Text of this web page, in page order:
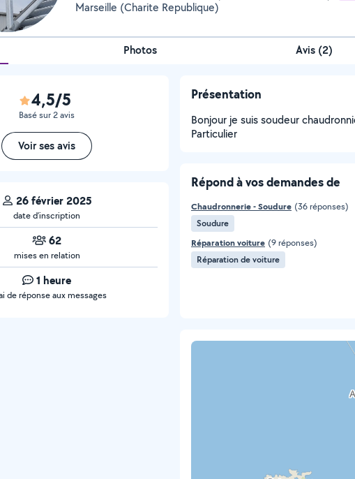
Marseille (Charite Republique)
Photos Avis (2)
4,5/5
Basé sur 2 avis
Voir ses avis
26 février 2025
date d’inscription
62
mises en relation
1 heure
de réponse aux messages
Présentation
Bonjour je suis soudeur
Particulier
Répond à vos demandes de
Chaudronnerie - Soudure (36 réponses)
Soudure
Réparation voiture (9 réponses)
Réparation de voiture